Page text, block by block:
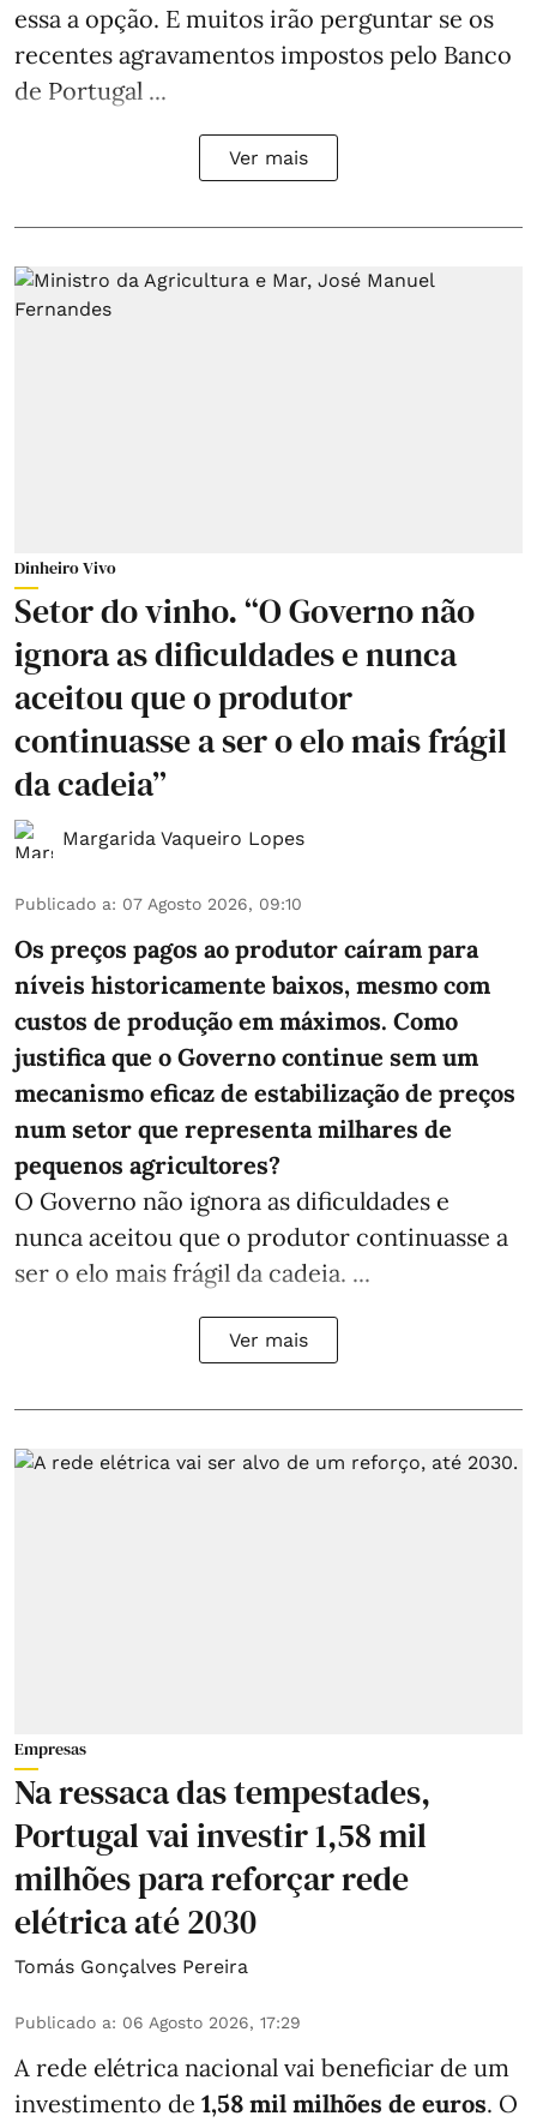
essa a opção. E muitos irão perguntar se os
recentes agravamentos impostos pelo Banco
de Portugal ...
Ver mais
Dinheiro Vivo
Setor do vinho. “O Governo não
ignora as dificuldades e nunca
aceitou que o produtor
continuasse a ser o elo mais frágil
da cadeia”
Margarida Vaqueiro Lopes
Publicado a: 07 Agosto 2026, 09:10
Os preços pagos ao produtor caíram para
níveis historicamente baixos, mesmo com
custos de produção em máximos. Como
justifica que o Governo continue sem um
mecanismo eficaz de estabilização de preços
num setor que representa milhares de
pequenos agricultores?
O Governo não ignora as dificuldades e
nunca aceitou que o produtor continuasse a
ser o elo mais frágil da cadeia. ...
Ver mais
Empresas
Na ressaca das tempestades,
Portugal vai investir 1,58 mil
milhões para reforçar rede
elétrica até 2030
Tomás Gonçalves Pereira
Publicado a: 06 Agosto 2026, 17:29
A rede elétrica nacional vai beneficiar de um
investimento de 1,58 mil milhões de euros. O